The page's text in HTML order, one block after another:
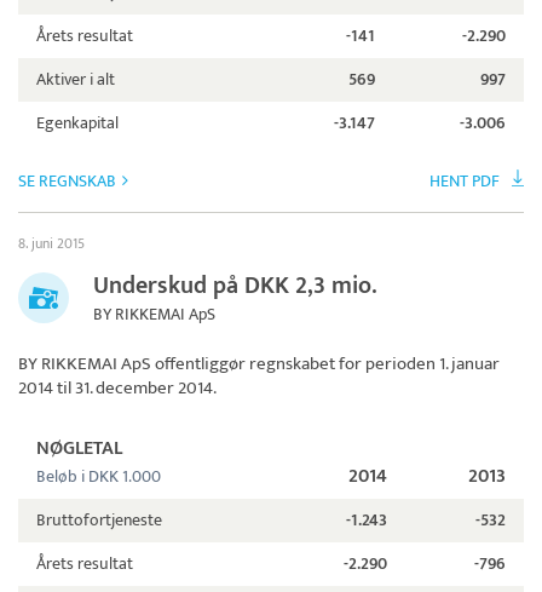
Årets resultat
-141
-2.290
Aktiver i alt
569
997
Egenkapital
-3.147 -3.006
SE REGNSKAB HENT PDF
8. juni 2015
Underskud på DKK 2,3 mio.
BY RIKKEMAI ApS
BY RIKKEMAI ApSoffentliggør regnskabet for perioden 1. januar
2014 til 31. december 2014.
NØGLETAL
Beløb i DKK 1.000 2014 2013
Bruttofortjeneste -1.243
-532
Årets resultat
-2.290
-796